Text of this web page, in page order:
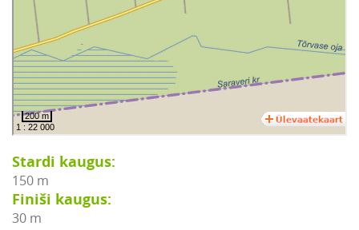
Stardi kaugus:
150 m
Finiši kaugus:
30 m